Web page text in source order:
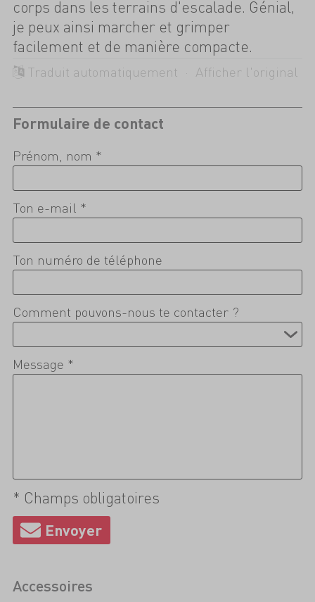
corps dans les terrains d'escalade. Génial,
je peux ainsi marcher et grimper
facilement et de manière compacte.
Traduit automatiquement · Afficher l'original
Formulaire de contact
Prénom, nom *
Ton e-mail *
Ton numéro de téléphone
Comment pouvons-nous te contacter ?
Message *
* Champs obligatoires
Accessoires